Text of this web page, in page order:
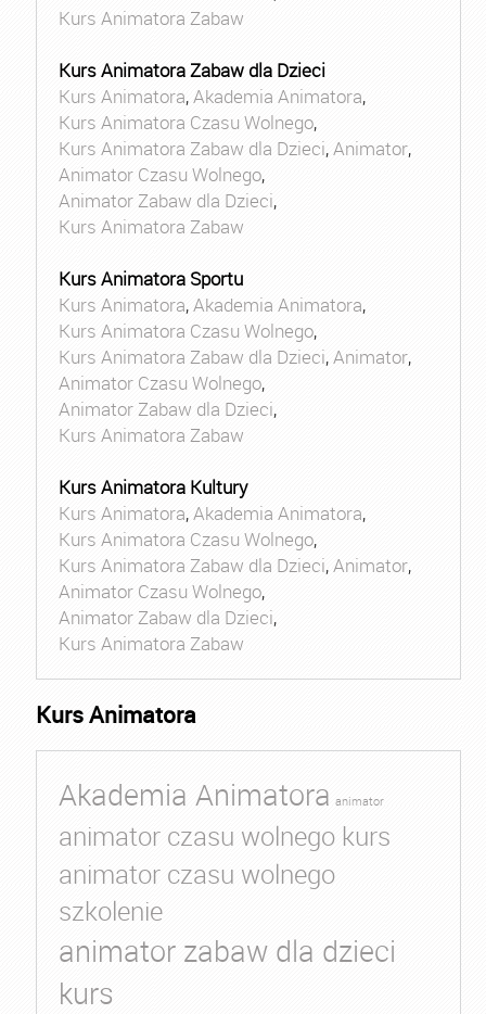
Kurs Animatora Zabaw
Kurs Animatora Zabaw dla Dzieci
Kurs Animatora,Akademia Animatora,
Kurs Animatora Czasu Wolnego,
Kurs Animatora Zabaw dla Dzieci,Animator,
Animator Czasu Wolnego,
Animator Zabaw dla Dzieci,
Kurs Animatora Zabaw
Kurs Animatora Sportu
Kurs Animatora,Akademia Animatora,
Kurs Animatora Czasu Wolnego,
Kurs Animatora Zabaw dla Dzieci,Animator,
Animator Czasu Wolnego,
Animator Zabaw dla Dzieci,
Kurs Animatora Zabaw
Kurs Animatora Kultury
Kurs Animatora,Akademia Animatora,
Kurs Animatora Czasu Wolnego,
Kurs Animatora Zabaw dla Dzieci,Animator,
Animator Czasu Wolnego,
Animator Zabaw dla Dzieci,
Kurs Animatora Zabaw
Kurs Animatora
Akademia Animatora animator
animator czasu wolnego kurs
animator czasu wolnego
szkolenie
animator zabaw dla dzieci
kurs